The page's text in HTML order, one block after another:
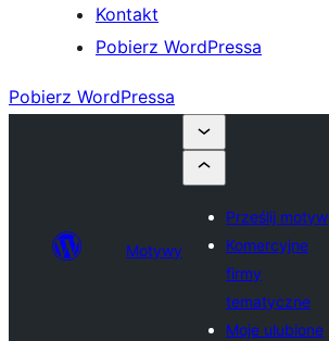
Kontakt
Pobierz WordPressa
Pobierz WordPressa
Motywy
Prześlij motyw
Komercyjne
firmy
tematyczne
Moje ulubione